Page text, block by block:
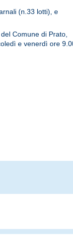
(n.33 lotti), e
Comune di Prato,
e venerdì ore